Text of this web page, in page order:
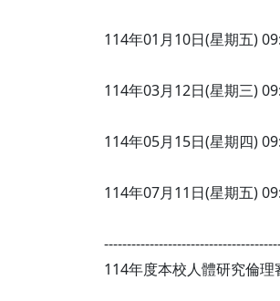
114年01月10日(星期五)
114年03月12日(星期三)
114年05月15日(星期四)
114年07月11日(星期五)
114年度本校人體研究倫理